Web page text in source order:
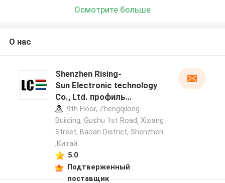
Осмотрите больше
О нас
Shenzhen Rising-
Sun Electronic technology
Co., Ltd. профиль
производителя
9th Floor, Zhengqilong
Building, Gushu 1st Road, Xixiang
Street, Baoan District, Shenzhen
,Китай
5.0
Подтверженный
поставщик